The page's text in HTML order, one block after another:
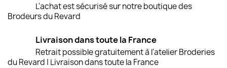
L'achat est sécurisé sur notre boutique des
Brodeurs du Revard
Livraison dans toute la France
Retrait possible gratuitement à l'atelier Broderies
du Revard | Livraison dans toute la France